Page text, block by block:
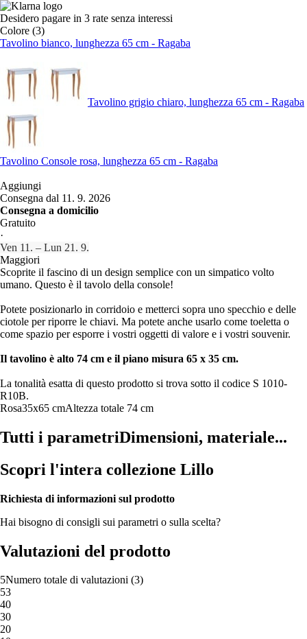
Desidero pagare in 3 rate senza interessi
Colore (3)
Tavolino bianco, lunghezza 65 cm - Ragaba
Tavolino grigio chiaro, lunghezza 65 cm - Ragaba
Tavolino Console rosa, lunghezza 65 cm - Ragaba
Aggiungi
Consegna dal 11. 9. 2026
Consegna a domicilio
Gratuito
·
Ven 11. – Lun 21. 9.
Maggiori
Scoprite il fascino di un design semplice con un simpatico volto
umano. Questo è il tavolo della console!
Potete posizionarlo in corridoio e metterci sopra uno specchio e delle
ciotole per riporre le chiavi. Ma potete anche usarlo come toeletta o
come spazio per esporre i vostri oggetti di valore e i vostri souvenir.
Il tavolino è alto 74 cm e il piano misura 65 x 35 cm.
La tonalità esatta di questo prodotto si trova sotto il codice S 1010-
R10B.
Rosa35x65 cmAltezza totale 74 cm
Tutti i parametriDimensioni, materiale...
Scopri l'intera collezione Lillo
Richiesta di informazioni sul prodotto
Hai bisogno di consigli sui parametri o sulla scelta?
Valutazioni del prodotto
5Numero totale di valutazioni (3)
53
40
30
20